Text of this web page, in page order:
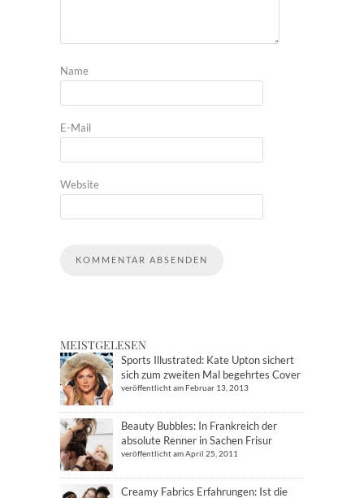
Name
E-Mail
Website
MEISTGELESEN
Sports Illustrated: Kate Upton sichert
sich zum zweiten Mal begehrtes Cover
veröffentlicht am Februar 13, 2013
Beauty Bubbles: In Frankreich der
absolute Renner in Sachen Frisur
veröffentlicht am April 25, 2011
Creamy Fabrics Erfahrungen: Ist die